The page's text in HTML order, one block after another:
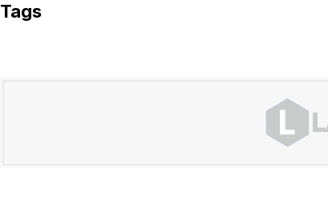
Tags